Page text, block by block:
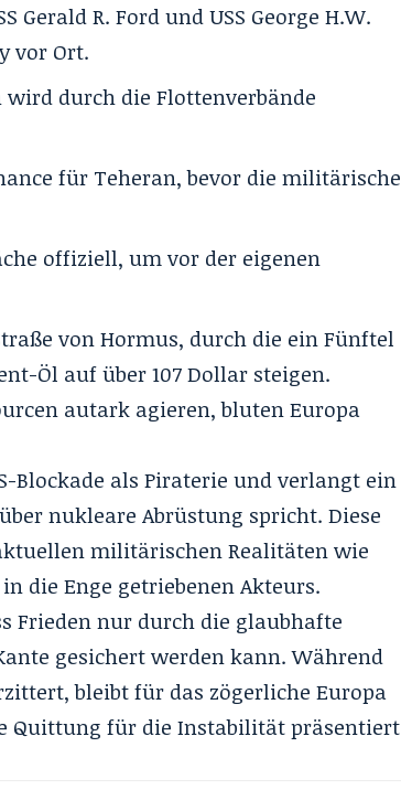
Gerald R. Ford und USS George H.W.
vor Ort.
durch die Flottenverbände
für Teheran, bevor die militärische
offiziell, um vor der eigenen
von Hormus, durch die ein Fünftel
Öl auf über 107 Dollar steigen.
autark agieren, bluten Europa
Blockade als Piraterie und verlangt ein
nukleare Abrüstung spricht. Diese
militärischen Realitäten wie
die Enge getriebenen Akteurs.
Frieden nur durch die glaubhafte
gesichert werden kann. Während
bleibt für das zögerliche Europa
Quittung für die Instabilität präsentiert